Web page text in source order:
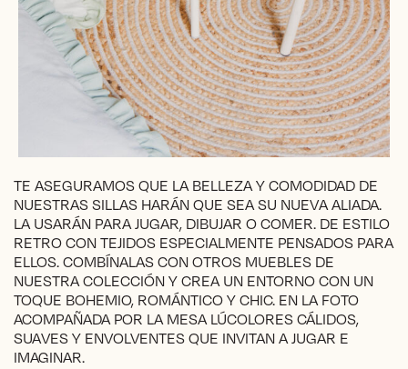
TE ASEGURAMOS QUE LA BELLEZA Y COMODIDAD DE
NUESTRAS SILLAS HARÁN QUE SEA SU NUEVA ALIADA.
LA USARÁN PARA JUGAR, DIBUJAR O COMER. DE ESTILO
RETRO CON TEJIDOS ESPECIALMENTE PENSADOS PARA
ELLOS. COMBÍNALAS CON OTROS MUEBLES DE
NUESTRA COLECCIÓN Y CREA UN ENTORNO CON UN
TOQUE BOHEMIO, ROMÁNTICO Y CHIC. EN LA FOTO
ACOMPAÑADA POR LA MESA LÚCOLORES CÁLIDOS,
SUAVES Y ENVOLVENTES QUE INVITAN A JUGAR E
IMAGINAR.